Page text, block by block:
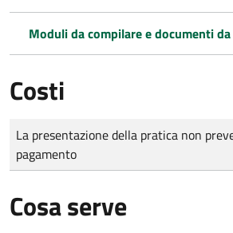
Moduli da compilare e documenti
Costi
Tipo di pagamento
Importo
La presentazione della pratica non
pagamento
Cosa serve